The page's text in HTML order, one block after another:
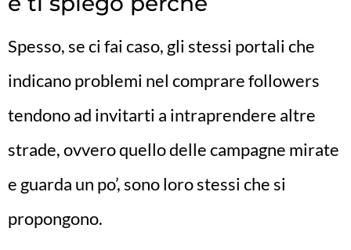
Spesso, se ci fai caso, gli stessi portali che
indicano problemi nel comprare followers
tendono ad invitarti a intraprendere altre
strade, ovvero quello delle campagne mirate
e guarda un po’, sono loro stessi che si
propongono.